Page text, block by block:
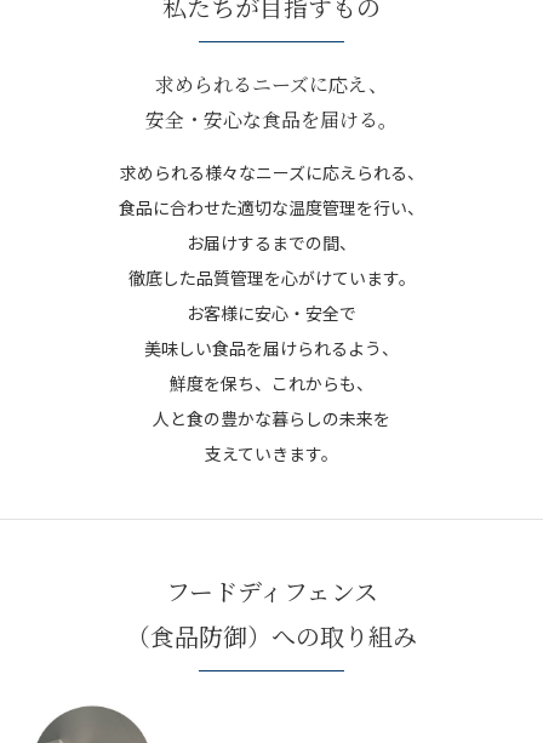
求められるニーズに応え、
安全・安心な食品を届ける。
求められる様々なニーズに応えられる、
食品に合わせた適切な温度管理を行い、
お届けするまでの間、
徹底した品質管理を心がけています。
お客様に安心・安全で
美味しい食品を届けられるよう、
鮮度を保ち、 これからも、
人と食の豊かな暮らしの未来を
支えていきます。
フードディフェンス
（食品防御）への取り組み